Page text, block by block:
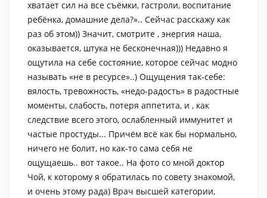
хватает сил на все съёмки, гастроли, воспитание
ребёнка, домашние дела?».. Сейчас расскажу как
раз об этом)) Значит, смотрите , энергия наша,
оказывается, штука не бесконечная))) Недавно я
ощутила на себе состояние, которое сейчас модно
называть «не в ресурсе»..) Ощущения так-себе:
вялость, тревожность, «недо-радость» в радостные
моменты, слабость, потеря аппетита, и , как
следствие всего этого, ослабленный иммунитет и
частые простуды... Причём всё как бы нормально,
ничего не болит, но как-то сама себя не
ощущаешь.. вот такое.. На фото со мной доктор
Чой, к которому я обратилась по совету знакомой,
и очень этому рада) Врач высшей категории,